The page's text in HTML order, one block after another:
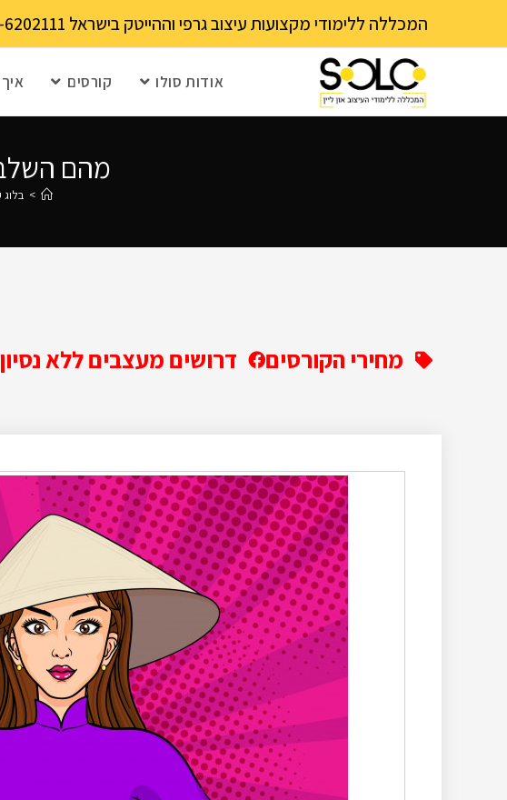
המכללה ללימודי מקצועות עיצוב גרפי וההייטק בישראל 03-6202111 - עם 15 שנה ותק! נא לבדוק עם בית הספר את מועד ההרשמה הקרוב – מספר מקומות מוגבל!
אודות סולו קורסים
מהם
> בלוג
מחירי הקורסים דרושים מעצבים ללא נסיון